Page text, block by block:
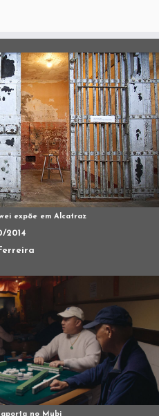
expõe em Alcatraz
2014
aporta no Mubi